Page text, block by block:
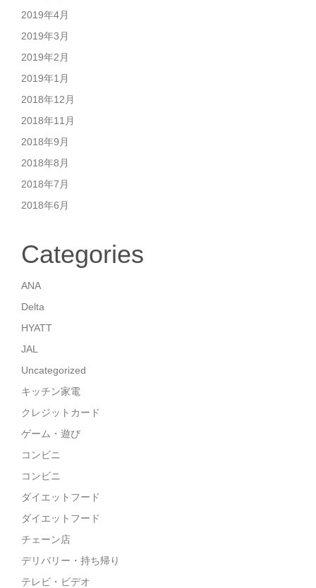
2019年4月
2019年3月
2019年2月
2019年1月
2018年12月
2018年11月
2018年9月
2018年8月
2018年7月
2018年6月
Categories
ANA
Delta
HYATT
JAL
Uncategorized
キッチン家電
クレジットカード
ゲーム・遊び
コンビニ
コンビニ
ダイエットフード
ダイエットフード
チェーン店
デリバリー・持ち帰り
テレビ・ビデオ